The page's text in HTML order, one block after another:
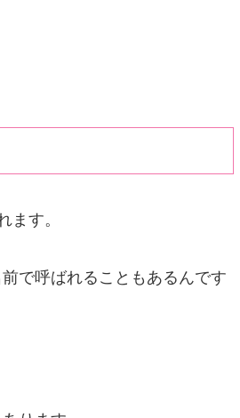
ます。
で呼ばれることもあるんです